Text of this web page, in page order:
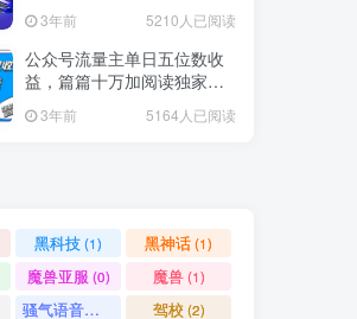
3年前 5210人已阅读
公众号流量主单日五位数收
益，篇篇十万加阅读独家洗
稿工具必出爆款！
3年前 5164人已阅读
(1)黑科技(1) 黑神话(1)
魔兽亚服 (0) 魔兽(1)
骚气语音包 驾校(2)